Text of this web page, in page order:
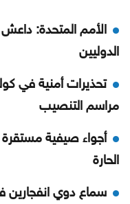
الأمم المتحدة:
الدوليين
تحذيرات أمنية في
مراسم التنصيب
أجواء صيفية مستقرة
الحارة
سماع دوي انفجارين